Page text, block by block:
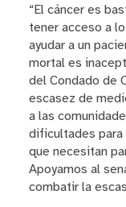
“El cáncer es
tener acceso a
ayudar a un
mortal es
del Condado de
escasez de
a las
dificultades
que necesitan
Apoyamos al
combatir la